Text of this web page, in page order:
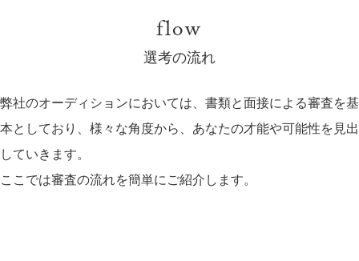
flow
選考の流れ
弊社のオーディションにおいては、書類と面接による審査を基
本としており、様々な角度から、あなたの才能や可能性を見出
していきます。
ここでは審査の流れを簡単にご紹介します。